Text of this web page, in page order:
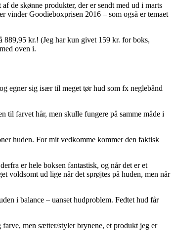
de skønne produkter, der er sendt med ud i marts
vinder Goodieboxprisen 2016 – som også er temaet
889,95 kr.! (Jeg har kun givet 159 kr. for boks,
oven i.
egner sig især til meget tør hud som fx neglebånd
til farvet hår, men skulle fungere på samme måde i
huden. For mit vedkomme kommer den faktisk
er hele boksen fantastisk, og når det er et
voldsomt ud lige når det sprøjtes på huden, men når
i balance – uanset hudproblem. Fedtet hud får
men sætter/styler brynene, et produkt jeg er